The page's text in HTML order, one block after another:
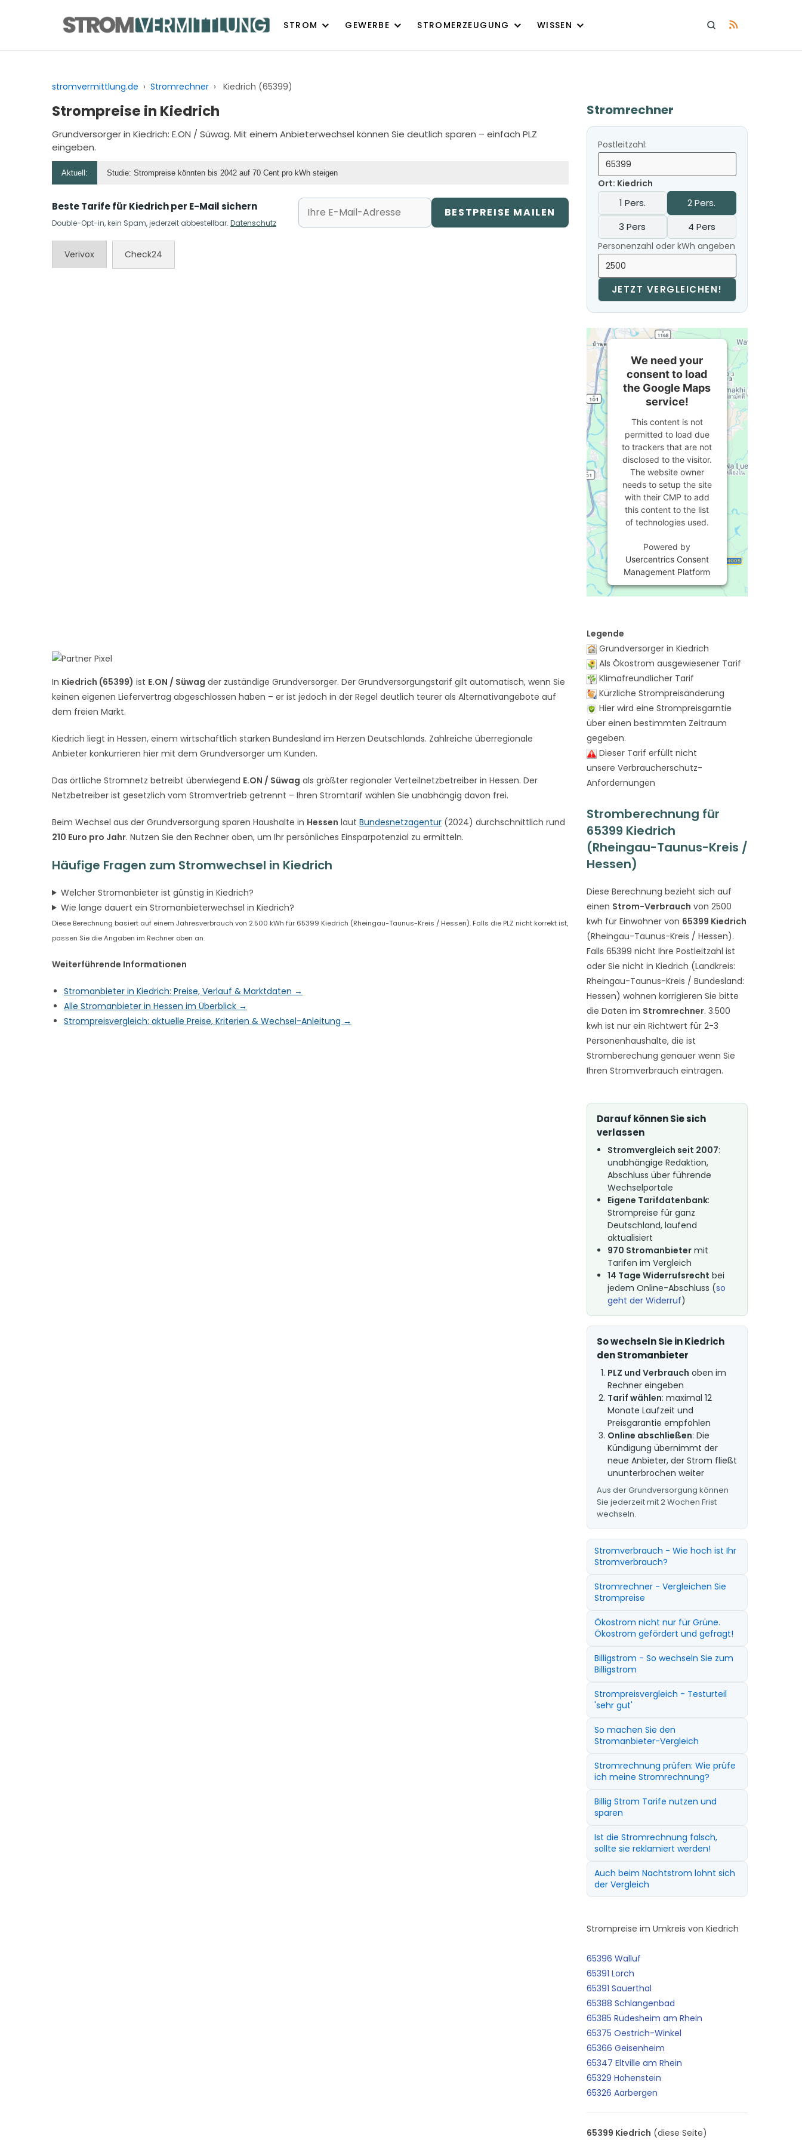
STROM GEWERBE STROMERZEUGUNG WISSEN
stromvermittlung.de › Stromrechner › Kiedrich (65399)
Strompreise in Kiedrich
Grundversorger in Kiedrich: E.ON / Süwag. Mit einem Anbieterwechsel können Sie deutlich sparen – einfach PLZ
eingeben.
In Kiedrich (65399) ist E.ON / Süwag der zuständige Grundversorger. Der Grundversorgungstarif gilt automatisch, wenn Sie
keinen eigenen Liefervertrag abgeschlossen haben – er ist jedoch in der Regel deutlich teurer als Alternativangebote auf
dem freien Markt.
Kiedrich liegt in Hessen, einem wirtschaftlich starken Bundesland im Herzen Deutschlands. Zahlreiche überregionale
Anbieter konkurrieren hier mit dem Grundversorger um Kunden.
Das örtliche Stromnetz betreibt überwiegend E.ON / Süwag als größter regionaler Verteilnetzbetreiber in Hessen. Der
Netzbetreiber ist gesetzlich vom Stromvertrieb getrennt – Ihren Stromtarif wählen Sie unabhängig davon frei.
Beim Wechsel aus der Grundversorgung sparen Haushalte in Hessen laut Bundesnetzagentur (2024) durchschnittlich rund
210 Euro pro Jahr. Nutzen Sie den Rechner oben, um Ihr persönliches Einsparpotenzial zu ermitteln.
Häufige Fragen zum Stromwechsel in Kiedrich
Welcher Stromanbieter ist günstig in Kiedrich?
Wie lange dauert ein Stromanbieterwechsel in Kiedrich?
Diese Berechnung basiert auf einem Jahresverbrauch von 2.500 kWh für 65399 Kiedrich (Rheingau-Taunus-Kreis / Hessen). Falls die PLZ nicht korrekt ist,
passen Sie die Angaben im Rechner oben an.
Weiterführende Informationen
Stromanbieter in Kiedrich: Preise, Verlauf & Marktdaten →
Alle Stromanbieter in Hessen im Überblick →
Strompreisvergleich: aktuelle Preise, Kriterien & Wechsel-Anleitung →
Aktuell: Studie: Strompreise könnten bis 2042 auf 70 Cent pro kWh steigen
Beste Tarife für Kiedrich per E-Mail sichern
Double-Opt-in, kein Spam, jederzeit abbestellbar. Datenschutz
BESTPREISE MAILEN
Verivox Check24
Stromrechner
Postleitzahl:
Ort: Kiedrich
1 Pers.
2 Pers.
3 Pers
4 Pers
Personenzahl oder kWh angeben
JETZT VERGLEICHEN!
We need your
consent to load
the Google Maps
service!
This content is not
permitted to load due
to trackers that are not
disclosed to the visitor.
The website owner
needs to setup the site
with their CMP to add
this content to the list
of technologies used.
Powered by
Usercentrics Consent
Management Platform
Legende
Grundversorger in Kiedrich
Als Ökostrom ausgewiesener Tarif
Klimafreundlicher Tarif
Kürzliche Strompreisänderung
Hier wird eine Strompreisgarntie
über einen bestimmten Zeitraum
gegeben.
Dieser Tarif erfüllt nicht
unsere Verbraucherschutz-
Anfordernungen
Stromberechnung für
65399 Kiedrich
(Rheingau-Taunus-Kreis /
Hessen)
Diese Berechnung bezieht sich auf
einen Strom-Verbrauch von 2500
kwh für Einwohner von 65399 Kiedrich
(Rheingau-Taunus-Kreis / Hessen).
Falls 65399 nicht Ihre Postleitzahl ist
oder Sie nicht in Kiedrich (Landkreis:
Rheingau-Taunus-Kreis / Bundesland:
Hessen) wohnen korrigieren Sie bitte
die Daten im Stromrechner. 3.500
kwh ist nur ein Richtwert für 2-3
Personenhaushalte, die ist
Stromberechung genauer wenn Sie
Ihren Stromverbrauch eintragen.
Darauf können Sie sich
verlassen
Stromvergleich seit 2007:
unabhängige Redaktion,
Abschluss über führende
Wechselportale
Eigene Tarifdatenbank:
Strompreise für ganz
Deutschland, laufend
aktualisiert
970 Stromanbietermit
Tarifen im Vergleich
14 Tage Widerrufsrecht bei
jedem Online-Abschluss (so
geht der Widerruf)
So wechseln Sie in Kiedrich
den Stromanbieter
PLZ und Verbrauch oben im
Rechner eingeben
Tarif wählen: maximal 12
Monate Laufzeit und
Preisgarantie empfohlen
Online abschließen: Die
Kündigung übernimmt der
neue Anbieter, der Strom fließt
ununterbrochen weiter
Aus der Grundversorgung können
Sie jederzeit mit 2 Wochen Frist
wechseln.
Stromverbrauch - Wie hoch ist Ihr
Stromverbrauch?
Stromrechner - Vergleichen Sie
Strompreise
Ökostrom nicht nur für Grüne.
Ökostrom gefördert und gefragt!
Billigstrom - So wechseln Sie zum
Billigstrom
Strompreisvergleich - Testurteil
'sehr gut'
So machen Sie den
Stromanbieter-Vergleich
Stromrechnung prüfen: Wie prüfe
ich meine Stromrechnung?
Billig Strom Tarife nutzen und
sparen
Ist die Stromrechnung falsch,
sollte sie reklamiert werden!
Auch beim Nachtstrom lohnt sich
der Vergleich
Strompreise im Umkreis von Kiedrich
65396 Walluf
65391 Lorch
65391 Sauerthal
65388 Schlangenbad
65385 Rüdesheim am Rhein
65375 Oestrich-Winkel
65366 Geisenheim
65347 Eltville am Rhein
65329 Hohenstein
65326 Aarbergen
65399 Kiedrich (diese Seite)